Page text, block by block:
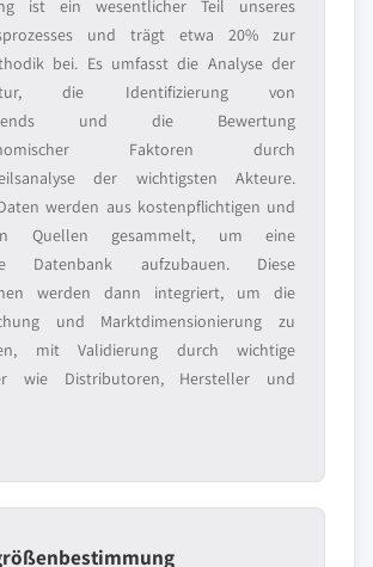
ist ein wesentlicher Teil unseres
und trägt etwa 20% zur
bei. Es umfasst die Analyse der
die Identifizierung von
und die Bewertung
Faktoren durch
der wichtigsten Akteure.
werden aus kostenpflichtigen und
Quellen gesammelt, um eine
Datenbank aufzubauen. Diese
werden dann integriert, um die
und Marktdimensionierung zu
mit Validierung durch wichtige
wie Distributoren, Hersteller und